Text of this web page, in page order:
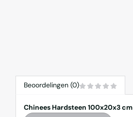
Beoordelingen (0)
Chinees Hardsteen 100x20x3 cm